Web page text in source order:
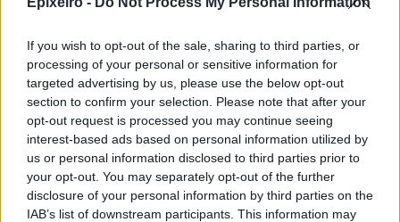
If you wish to opt-out of the sale, sharing to third parties, or
processing of your personal or sensitive information for
targeted advertising by us, please use the below opt-out
section to confirm your selection. Please note that after your
opt-out request is processed you may continue seeing
interest-based ads based on personal information utilized by
us or personal information disclosed to third parties prior to
your opt-out. You may separately opt-out of the further
disclosure of your personal information by third parties on the
IAB’s list of downstream participants. This information may
Apollo Global Management:
δισ. δολαρίων - Η δήλωση του Sir
Στέλιου Χατζηιωάννου
06/08/26|18:31
Σαμοθράκη: Σε λειτουργία η
πλατφόρμα myBusinessSupport
για το ειδικό πρόγραμμα στήριξης
επιχειρήσεων
06/08/26|18:07